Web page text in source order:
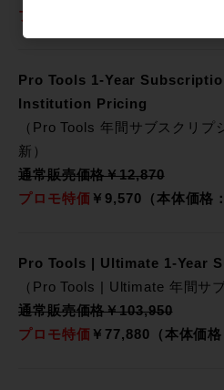
プロモ特価
Pro Tools 1-Year
Institution Pricing
（Pro Tools 年間サブスクリプ
新）
通常販売価格￥12,870
プロモ特価 ￥9,570（本体価格
Pro Tools | Ultimate 1-Year
（Pro Tools | Ultimate 年間サ
通常販売価格￥103,950
プロモ特価 ￥77,880（本体価格